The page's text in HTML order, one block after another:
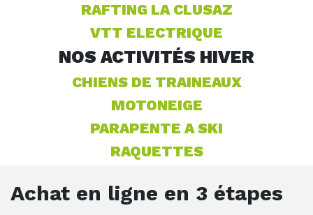
RAFTING LA CLUSAZ
VTT ELECTRIQUE
NOS ACTIVITÉS HIVER
CHIENS DE TRAINEAUX
MOTONEIGE
PARAPENTE A SKI
RAQUETTES
Achat en ligne en 3 étapes